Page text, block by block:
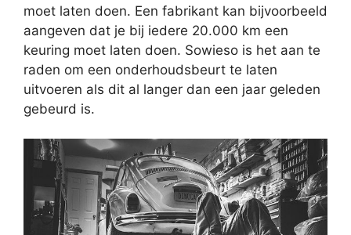
moet laten doen. Een fabrikant kan bijvoorbeeld
aangeven dat je bij iedere 20.000 km een
keuring moet laten doen. Sowieso is het aan te
raden om een onderhoudsbeurt te laten
uitvoeren als dit al langer dan een jaar geleden
gebeurd is.